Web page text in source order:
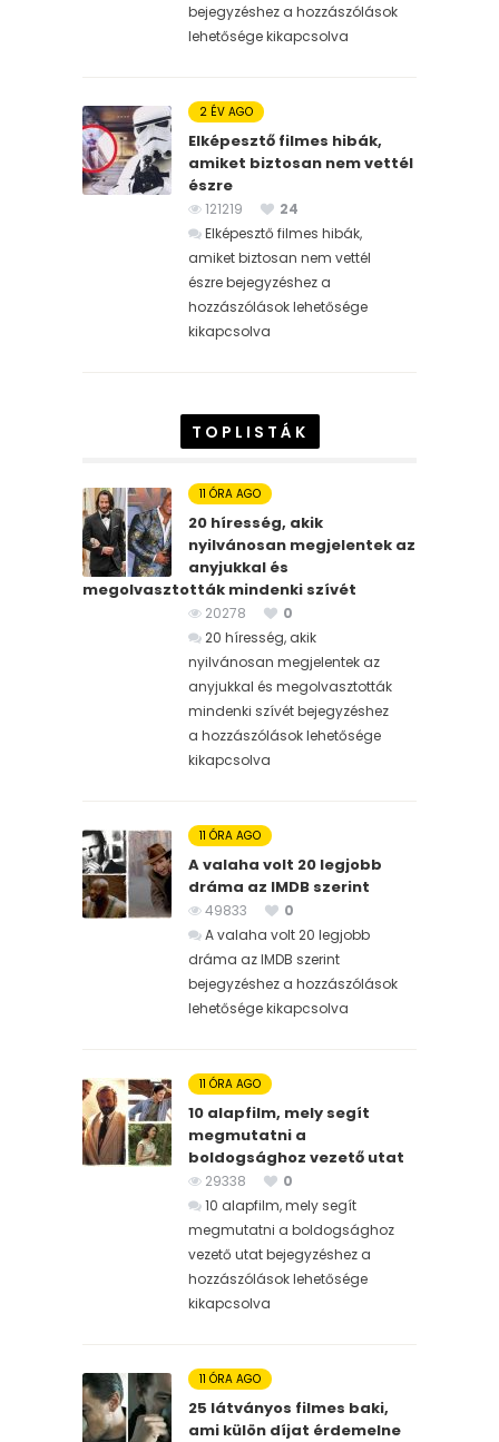
bejegyzéshez a hozzászólások
lehetősége kikapcsolva
2 ÉV AGO
Elképesztő filmes hibák,
amiket biztosan nem vettél
észre
121219
24
Elképesztő filmes hibák,
amiket biztosan nem vettél
észre bejegyzéshez a
hozzászólások lehetősége
kikapcsolva
TOPLISTÁK
11 ÓRA AGO
20 híresség, akik
nyilvánosan megjelentek az
anyjukkal és
megolvasztották mindenki szívét
20278
0
20 híresség, akik
nyilvánosan megjelentek az
anyjukkal és megolvasztották
mindenki szívét bejegyzéshez
a hozzászólások lehetősége
kikapcsolva
11 ÓRA AGO
A valaha volt 20 legjobb
dráma az IMDB szerint
49833
0
A valaha volt 20 legjobb
dráma az IMDB szerint
bejegyzéshez a hozzászólások
lehetősége kikapcsolva
11 ÓRA AGO
10 alapfilm, mely segít
megmutatni a
boldogsághoz vezető utat
29338
0
10 alapfilm, mely segít
megmutatni a boldogsághoz
vezető utat bejegyzéshez a
hozzászólások lehetősége
kikapcsolva
11 ÓRA AGO
25 látványos filmes baki,
ami külön díjat érdemelne